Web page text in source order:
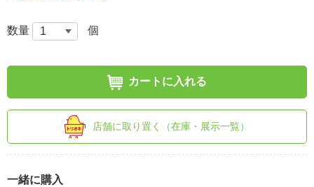
数量 個
カートに入れる
店舗に取り置く（在庫・展示一覧）
一緒に購入